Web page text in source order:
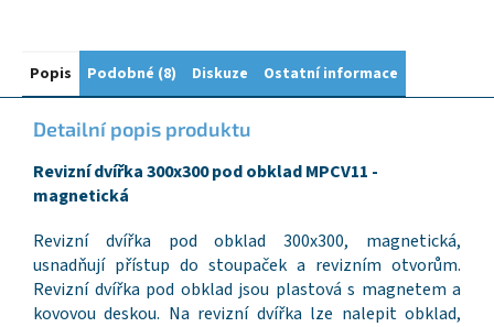
Popis Podobné (8) Diskuze Ostatní informace
Detailní popis produktu
Revizní dvířka 300x300 pod obklad MPCV11 -
magnetická
Revizní dvířka pod obklad 300x300, magnetická,
usnadňují přístup do stoupaček a revizním otvorům.
Revizní dvířka pod obklad jsou plastová s magnetem a
kovovou deskou. Na revizní dvířka lze nalepit obklad,